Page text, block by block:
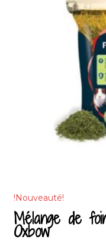
!Nouveauté!
Mélange de
Oxbow